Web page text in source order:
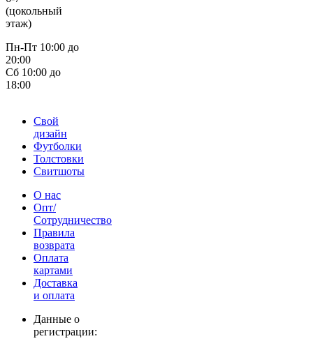
(цокольный
этаж)
Пн-Пт 10:00 до
20:00
Сб 10:00 до
18:00
Свой
дизайн
Футболки
Толстовки
Свитшоты
О нас
Опт/
Сотрудничество
Правила
возврата
Оплата
картами
Доставка
и оплата
Данные о
регистрации: